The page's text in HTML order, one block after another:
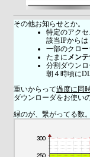
その他お知らせとか。
特定のアク
該当IPからは
一部のクロー
たまにメン
分割ダウン
朝４時頃に
重いからって過度に同
ダウンローダをお使い
緑のが、繋がってる数。